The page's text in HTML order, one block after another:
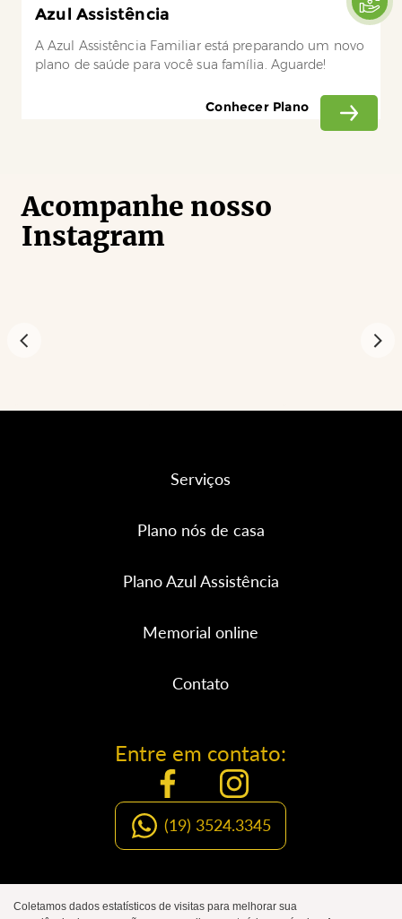
Azul Assistência
A Azul Assistência Familiar está preparando um novo
plano de saúde para você sua família. Aguarde!
Conhecer Plano
Acompanhe nosso
Instagram
Organização Social de Luto
Serviços
Plano nós de casa
Plano Azul Assistência
Memorial online
Contato
Entre em contato:
(19) 3524.3345
Coletamos dados estatísticos de visitas para melhorar sua